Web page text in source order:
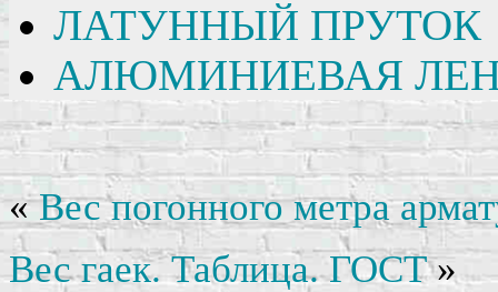
ЛАТУННЫЙ ПРУТОК
АЛЮМИНИЕВАЯ
«Вес погонного метра
Вес гаек. Таблица. ГОСТ»